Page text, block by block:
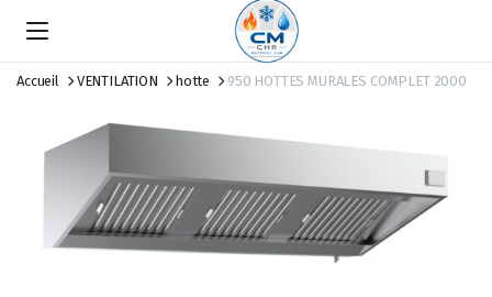
Accueil VENTILATION hotte 950 HOTTES MURALES COMPLET 2000